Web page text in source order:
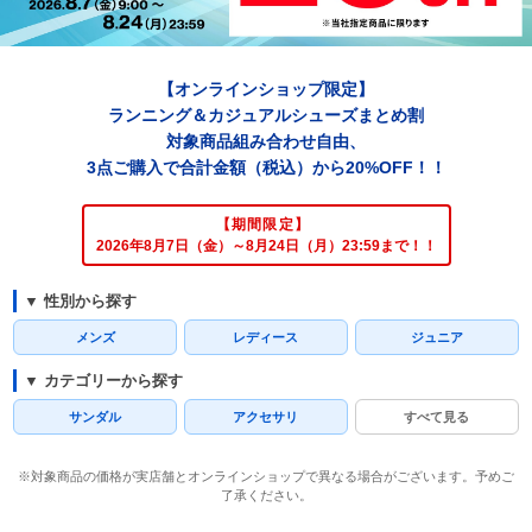
【オンラインショップ限定】
ランニング＆カジュアルシューズまとめ割
対象商品組み合わせ自由、
3点ご購入で合計金額（税込）から20%OFF！！
【期間限定】
2026年8月7日（金）～8月24日（月）23:59まで！！
▼ 性別から探す
メンズ レディース ジュニア
▼ カテゴリーから探す
サンダル アクセサリ すべて見る
※対象商品の価格が実店舗とオンラインショップで異なる場合がございます。予めご
了承ください。